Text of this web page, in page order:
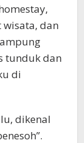
dan
tunduk dan
di
dikenal